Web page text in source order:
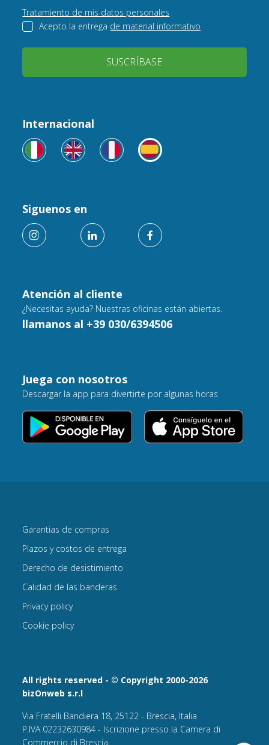
Tratamiento de mis datos personales
Acepto la entrega de material informativo
SUSCRÍBASE
Atención al cliente
¿Necesitas ayuda? Nuestras oficinas están abiertas.
llamanos al +39 030/6394506
Internacional
Siguenos en
Juega con nosotros
Descargar la app para divertirte por algunas horas
All rights reserved - © Copyright 2000-2026
bizOnweb s.r.l
Via Fratelli Bandiera 18, 25122 - Brescia, Italia
P.IVA 02232630984 - Iscrizione presso la Camera di
Commercio di Brescia,
Garantias de compras
Plazos y costos de entrega
Derecho de desistimiento
Calidad de las banderas
Privacy policy
Cookie policy